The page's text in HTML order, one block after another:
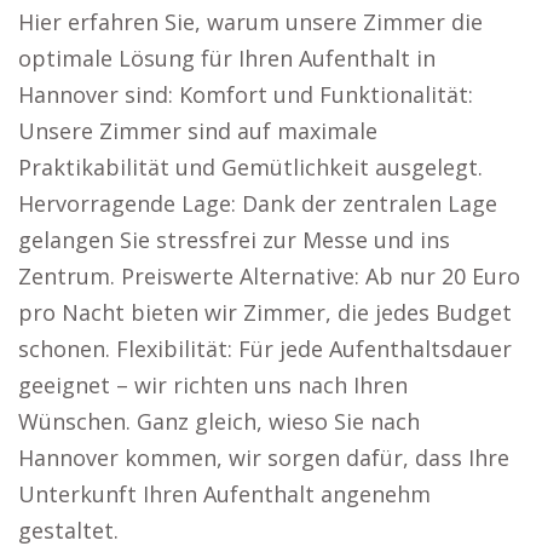
Hier erfahren Sie, warum unsere Zimmer die
optimale Lösung für Ihren Aufenthalt in
Hannover sind: Komfort und Funktionalität:
Unsere Zimmer sind auf maximale
Praktikabilität und Gemütlichkeit ausgelegt.
Hervorragende Lage: Dank der zentralen Lage
gelangen Sie stressfrei zur Messe und ins
Zentrum. Preiswerte Alternative: Ab nur 20 Euro
pro Nacht bieten wir Zimmer, die jedes Budget
schonen. Flexibilität: Für jede Aufenthaltsdauer
geeignet – wir richten uns nach Ihren
Wünschen. Ganz gleich, wieso Sie nach
Hannover kommen, wir sorgen dafür, dass Ihre
Unterkunft Ihren Aufenthalt angenehm
gestaltet.